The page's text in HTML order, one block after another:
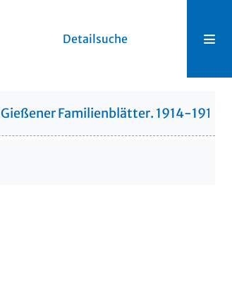
Detailsuche
Gießener Familienblätter. 1914-1914